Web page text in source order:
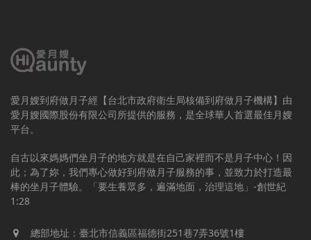
愛月嫂到府做月子經【台北市政府衛生局核備到府做月子機構】由
愛月嫂國際股份有限公司所提供的服務，是全球華人首選最佳月嫂
平台。
自古以來媽媽們坐月子的地方就是在自己家裡而不是月子中心！因
此；為了妳，我們專心做好到府做月子服務的事，並致力於打造最
棒的坐月子體驗。「要生養眾多，遍滿地面，治理這地」-創世紀
1:28
總部地址：臺北市信義區福德街251巷7弄36號1樓